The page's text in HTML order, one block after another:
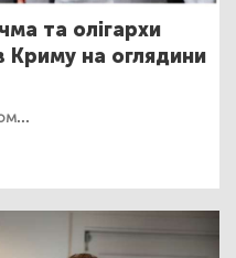
та олігархи
Криму на оглядини